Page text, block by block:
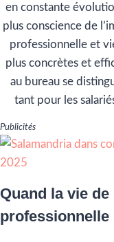
en constante
plus conscience de
professionnelle et
plus concrètes et
au bureau se
tant pour les
Publicités
Quand la vie
professionnelle